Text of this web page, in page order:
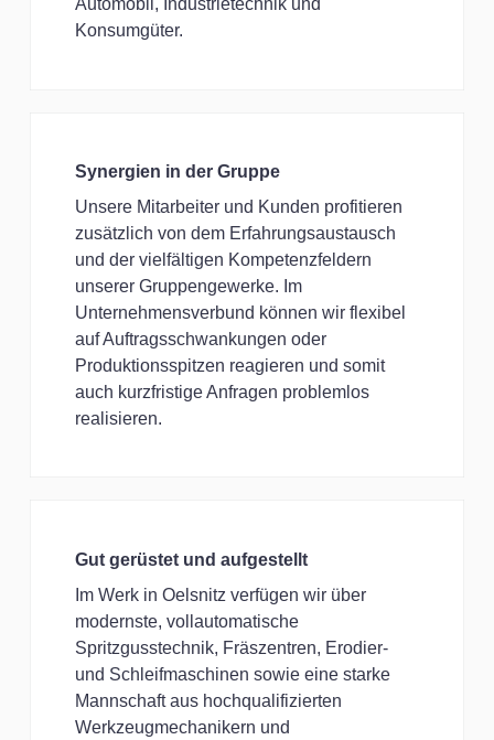
Automobil, Industrietechnik und
Konsumgüter.
Synergien in der Gruppe
Unsere Mitarbeiter und Kunden profitieren
zusätzlich von dem Erfahrungsaustausch
und der vielfältigen Kompetenzfeldern
unserer Gruppengewerke. Im
Unternehmensverbund können wir flexibel
auf Auftragsschwankungen oder
Produktionsspitzen reagieren und somit
auch kurzfristige Anfragen problemlos
realisieren.
Gut gerüstet und aufgestellt
Im Werk in Oelsnitz verfügen wir über
modernste, vollautomatische
Spritzgusstechnik, Fräszentren, Erodier-
und Schleifmaschinen sowie eine starke
Mannschaft aus hochqualifizierten
Werkzeugmechanikern und